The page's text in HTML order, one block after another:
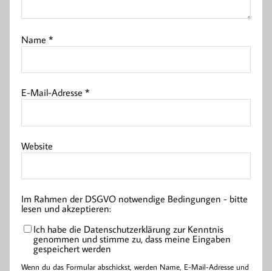
Name*
E-Mail-Adresse*
Website
Im Rahmen der DSGVO notwendige Bedingungen - bitte
lesen und akzeptieren:
Ich habe die Datenschutzerklärung zur Kenntnis
genommen und stimme zu, dass meine Eingaben
gespeichert werden
Wenn du das Formular abschickst, werden Name, E-Mail-Adresse und